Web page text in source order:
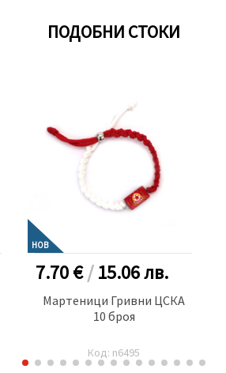
ПОДОБНИ СТОКИ
НОВ
7.70 €/15.06лв.
Мартеници Гривни ЦСКА
10 броя
Код: n6495